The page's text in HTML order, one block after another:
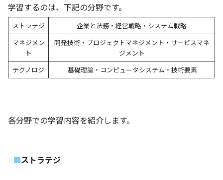
学習するのは、下記の分野です。
ストラテジ
企業と法務・経営戦略・システム戦略
マネジメン
ト
開発技術・プロジェクトマネジメント・サービスマネ
ジメント
テクノロジ
基礎理論・コンピュータシステム・技術要素
各分野での学習内容を紹介します。
ストラテジ